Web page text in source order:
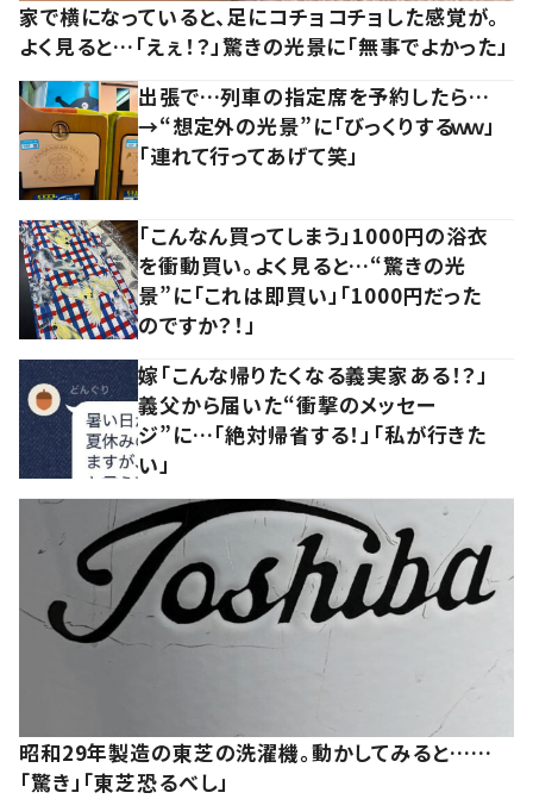
家で横になっていると、足にコチョコチョした感覚が。
よく見ると…「えぇ！？」驚きの光景に「無事でよかった」
出張で…列車の指定席を予約したら…
→“想定外の光景”に「びっくりするｗｗ」
「連れて行ってあげて笑」
「こんなん買ってしまう」1000円の浴衣
を衝動買い。よく見ると…“驚きの光
景”に「これは即買い」「1000円だった
のですか？！」
嫁「こんな帰りたくなる義実家ある！？」
義父から届いた“衝撃のメッセー
ジ”に…「絶対帰省する！」「私が行きた
い」
昭和29年製造の東芝の洗濯機。動かしてみると……
「驚き」「東芝恐るべし」